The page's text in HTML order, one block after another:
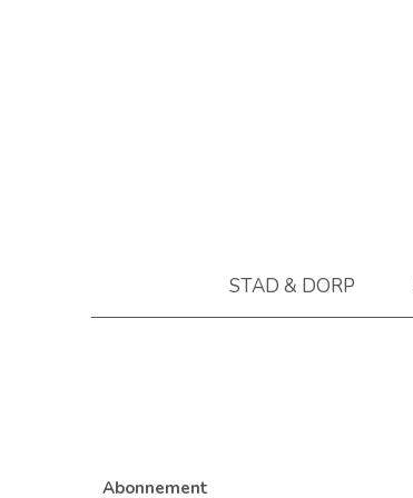
STAD & DORP
Abonnement